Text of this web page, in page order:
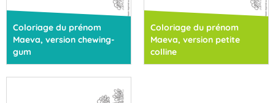
Coloriage du prénom
Maeva, version chewing-
gum
Coloriage du prénom
Maeva, version petite
colline